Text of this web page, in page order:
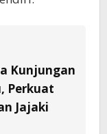
Kunjungan
Perkuat
Jajaki